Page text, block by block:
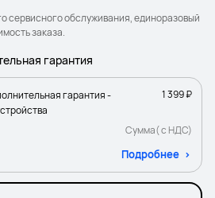
сервисного обслуживания, единоразовый
заказа.
гарантия
гарантия -
1 399 ₽
Сумма( с НДС)
Подробнее